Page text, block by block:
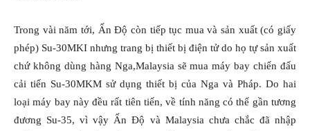
Trong vài năm tới, Ấn Độ còn tiếp tục mua và sản xuất (có giấy
phép) Su-30MKI nhưng trang bị thiết bị điện tử do họ tự sản xuất
chứ không dùng hàng Nga,Malaysia sẽ mua máy bay chiến đấu
cải tiến Su-30MKM sử dụng thiết bị của Nga và Pháp. Do hai
loại máy bay này đều rất tiên tiến, về tính năng có thể gần tương
đương Su-35, vì vậy Ấn Độ và Malaysia chưa chắc đã nhập